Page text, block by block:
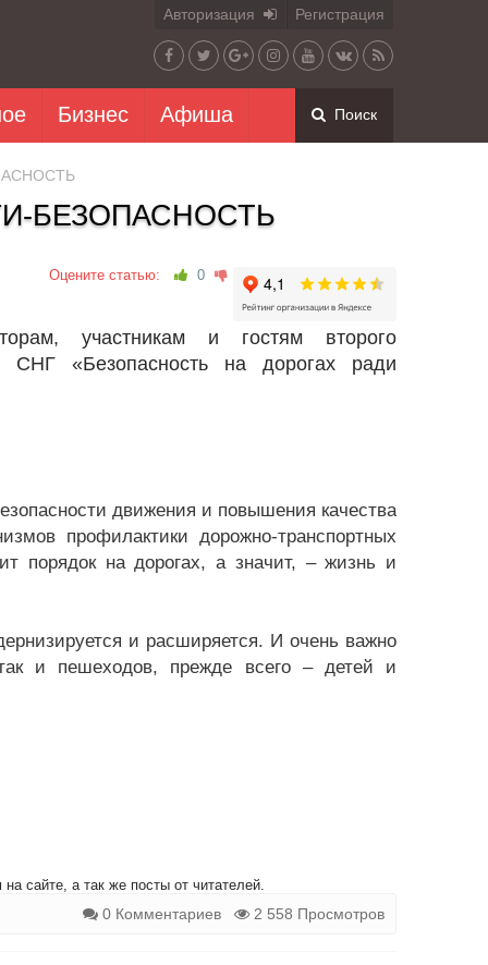
Авторизация Регистрация
Бизнес Афиша Поиск
БЕЗОПАСНОСТЬ
Оцените статью: 0
участникам и гостям второго
СНГ «Безопасность на дорогах ради
движения и повышения качества
профилактики дорожно-транспортных
порядок на дорогах, а значит, – жизнь и
и расширяется. И очень важно
и пешеходов, прежде всего – детей и
сайте, а так же посты от читателей.
0 Комментариев 2 558 Просмотров